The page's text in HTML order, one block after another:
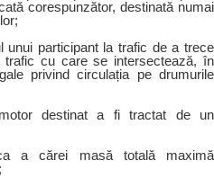
corespunzător, destinată numai
unui participant la trafic de a trece
trafic cu care se intersectează, în
privind circulația pe drumurile
destinat a fi tractat de un
a cărei masă totală maximă